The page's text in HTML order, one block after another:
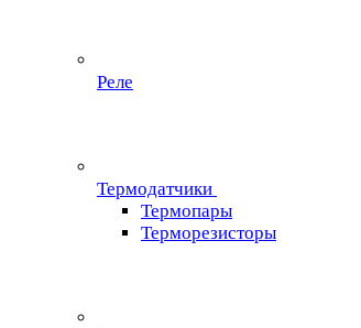
Реле
Термодатчики
Термопары
Терморезисторы